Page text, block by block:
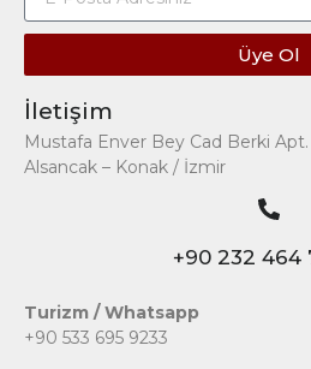
Üye Ol
İletişim
Mustafa Enver Bey Cad Berki
Alsancak – Konak / İzmir
+90 232 464
Turizm / Whatsapp
+90 533 695 9233